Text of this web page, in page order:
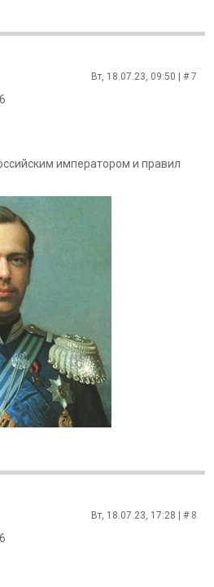
Вт, 18.07.23, 09:50 | #7
императором и правил
Вт, 18.07.23, 17:28 | # 8